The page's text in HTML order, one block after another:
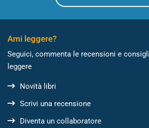
Ami leggere?
Seguici, commenta le recensioni e
leggere
Novità libri
Scrivi una recensione
Diventa un collaboratore